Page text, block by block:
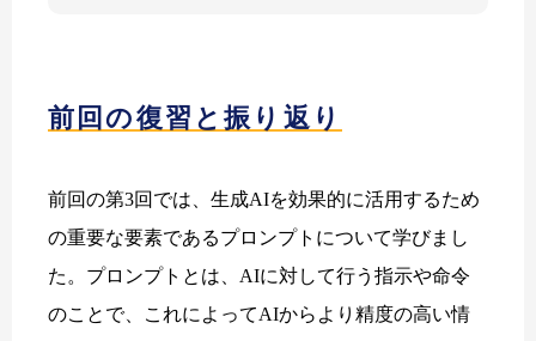
前回の復習と振り返り
前回の第3回では、生成AIを効果的に活用するため
の重要な要素であるプロンプトについて学びまし
た。プロンプトとは、AIに対して行う指示や命令
のことで、これによってAIからより精度の高い情